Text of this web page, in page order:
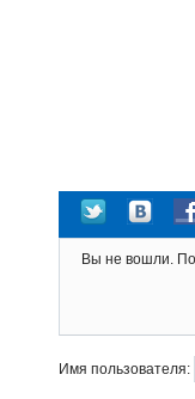
Вы не вошли.
Имя пользователя: